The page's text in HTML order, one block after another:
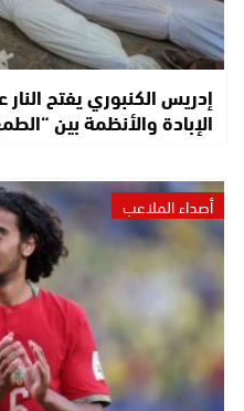
إدريس الكنبوري يفتح
الإبادة والأنظمة بين
أصداء الملاعب